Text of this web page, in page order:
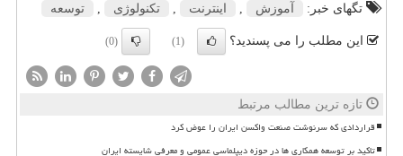
تگهای خبر:
آموزش اینترنت تكنولوژی توسعه
این مطلب را می پسندید؟ (1)
(0)
تازه ترین مطالب مرتبط
قراردادی که سرنوشت صنعت واکسن ایران را عوض کرد
تاکید بر توسعه همکاری ها در حوزه دیپلماسی عمومی و معرفی شایسته ایران